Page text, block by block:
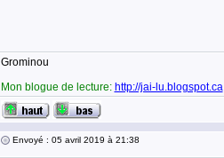
Grominou
Mon blogue de lecture: http://jai-lu.blogspot.ca
Envoyé : 05 avril 2019 à 21:38